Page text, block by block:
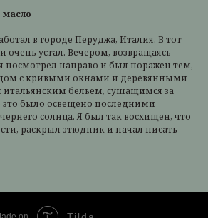
масло
в городе Перуджа, Италия. В тот
очень устал. Вечером, возвращаясь
посмотрел направо и был поражен тем,
с кривыми окнами и деревянными
бельем, сушащимся за
это было освещено последними
солнца. Я был так восхищен, что
раскрыл этюдник и начал писать